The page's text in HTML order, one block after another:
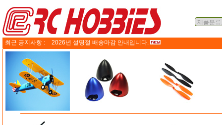
최근 공지사항 : 2026년 설명절 배송마감 안내입니다.